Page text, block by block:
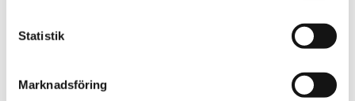
Statistik
Marknadsföring